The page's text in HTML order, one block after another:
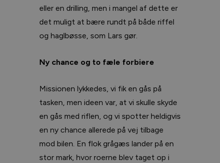
eller en drilling, men i mangel af dette er
det muligt at bære rundt på både riffel
og haglbøsse, som Lars gør.
Ny chance og to fæle forbiere
Missionen lykkedes, vi fik en gås på
tasken, men ideen var, at vi skulle skyde
en gås med riflen, og vi spotter heldigvis
en ny chance allerede på vej tilbage
mod bilen. En flok grågæs lander på en
stor mark, hvor roerne blev taget op i